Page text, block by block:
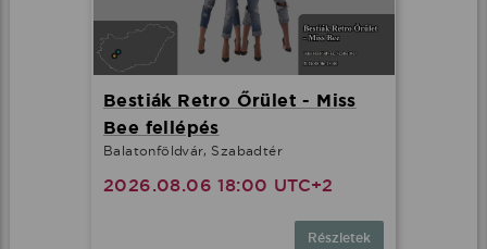
Bestiák Retro Őrület - Miss
Bee fellépés
Balatonföldvár, Szabadtér
2026.08.06 18:00 UTC+2
Részletek